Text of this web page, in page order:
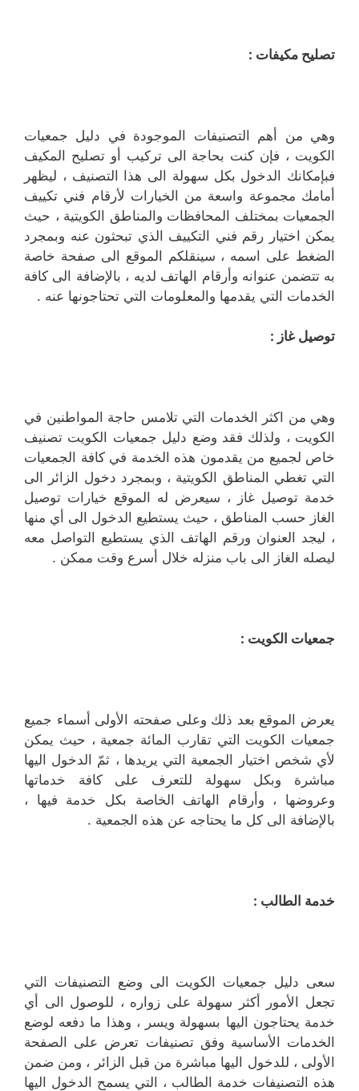
تصليح مكيفات :
وهي من أهم التصنيفات الموجودة في دليل جمعيات
الكويت ، فإن كنت بحاجة الى تركيب أو تصليح المكيف
فبإمكانك الدخول بكل سهولة الى هذا التصنيف ، ليظهر
أمامك مجموعة واسعة من الخيارات لأرقام فني تكييف
الجمعيات بمختلف المحافظات والمناطق الكويتية ، حيث
يمكن اختيار رقم فني التكييف الذي تبحثون عنه وبمجرد
الضغط على اسمه ، سينقلكم الموقع الى صفحة خاصة
به تتضمن عنوانه وأرقام الهاتف لديه ، بالإضافة الى كافة
الخدمات التي يقدمها والمعلومات التي تحتاجونها عنه .
توصيل غاز :
وهي من اكثر الخدمات التي تلامس حاجة المواطنين في
الكويت ، ولذلك فقد وضع دليل جمعيات الكويت تصنيف
خاص لجميع من يقدمون هذه الخدمة في كافة الجمعيات
التي تغطي المناطق الكويتية ، وبمجرد دخول الزائر الى
خدمة توصيل غاز ، سيعرض له الموقع خيارات توصيل
الغاز حسب المناطق ، حيث يستطيع الدخول الى أي منها
، ليجد العنوان ورقم الهاتف الذي يستطيع التواصل معه
ليصله الغاز الى باب منزله خلال أسرع وقت ممكن .
جمعيات الكويت :
يعرض الموقع بعد ذلك وعلى صفحته الأولى أسماء جميع
جمعيات الكويت التي تقارب المائة جمعية ، حيث يمكن
لأي شخص اختيار الجمعية التي يريدها ، ثمّ الدخول اليها
مباشرة وبكل سهولة للتعرف على كافة خدماتها
وعروضها ، وأرقام الهاتف الخاصة بكل خدمة فيها ،
بالإضافة الى كل ما يحتاجه عن هذه الجمعية .
خدمة الطالب :
سعى دليل جمعيات الكويت الى وضع التصنيفات التي
تجعل الأمور أكثر سهولة على زواره ، للوصول الى أي
خدمة يحتاجون اليها بسهولة ويسر ، وهذا ما دفعه لوضع
الخدمات الأساسية وفق تصنيفات تعرض على الصفحة
الأولى ، للدخول اليها مباشرة من قبل الزائر ، ومن ضمن
هذه التصنيفات خدمة الطالب ، التي يسمح الدخول اليها